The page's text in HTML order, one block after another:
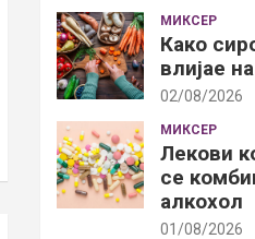
МИКСЕР
Како
влијае
02/08/2026
МИКСЕР
Лекови
се
алкохол
01/08/2026